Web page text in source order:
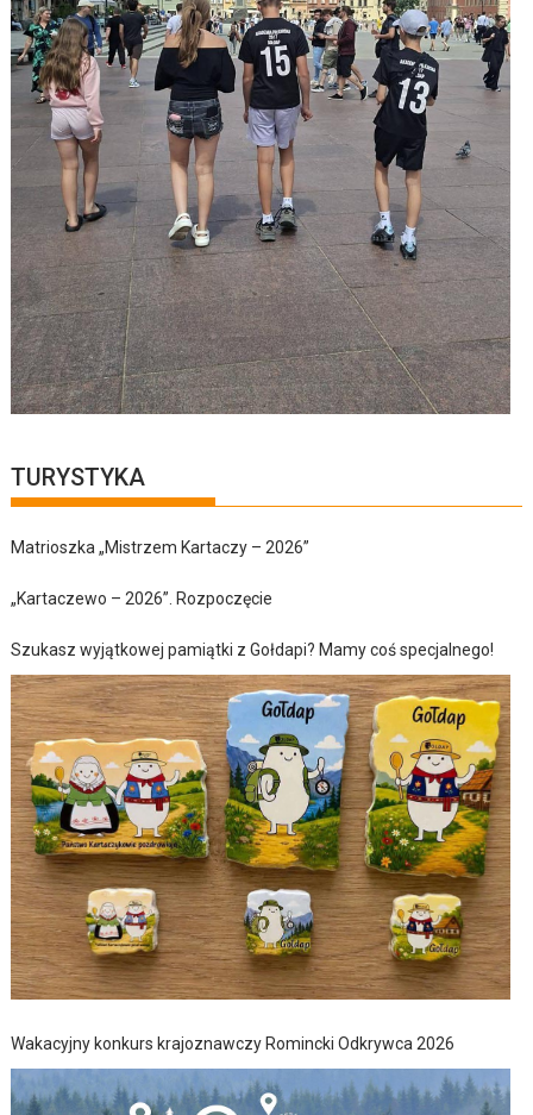
TURYSTYKA
Matrioszka „Mistrzem Kartaczy – 2026”
„Kartaczewo – 2026”. Rozpoczęcie
Szukasz wyjątkowej pamiątki z Gołdapi? Mamy coś specjalnego!
Wakacyjny konkurs krajoznawczy Romincki Odkrywca 2026